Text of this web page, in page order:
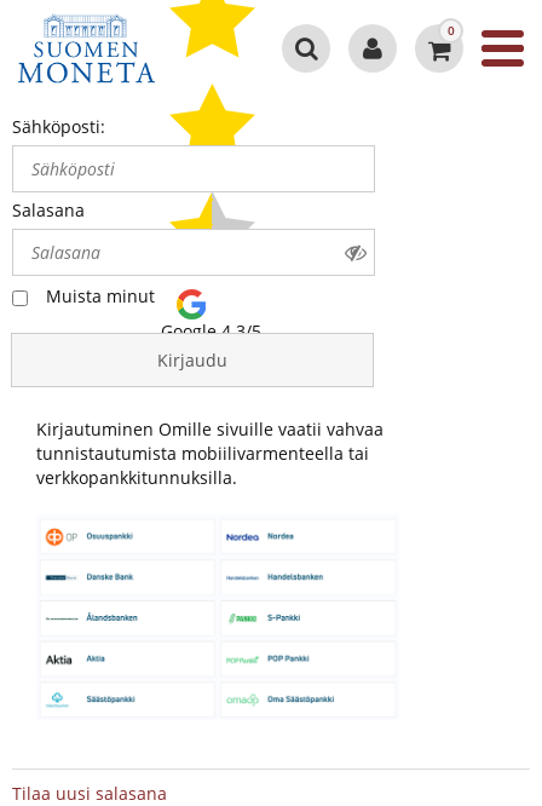
Google 4.3/5
0
Sähköposti:
Salasana
Muista minut
Kirjaudu
Kirjautuminen Omille sivuille vaatii vahvaa
tunnistautumista mobiilivarmenteella tai
verkkopankkitunnuksilla.
Tilaa uusi salasana